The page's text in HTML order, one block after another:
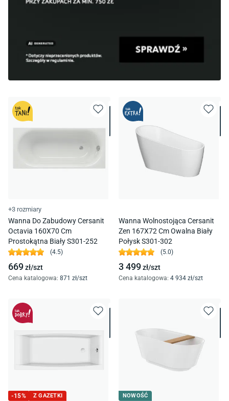
+3 rozmiary
Wanna Do Zabudowy Cersanit
Octavia 160X70 Cm
Prostokątna Biały S301-252
(4.5)
669zł/szt
Cena katalogowa: 871 zł/szt
Wanna Wolnostojąca Cersanit
Zen 167X72 Cm Owalna Biały
Połysk S301-302
(5.0)
3 499zł/szt
Cena katalogowa: 4 934 zł/szt
-15% Z GAZETKI NOWOŚĆ